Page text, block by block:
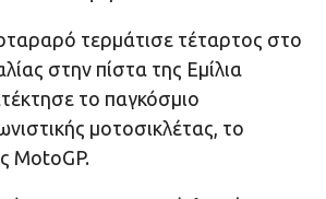
τερμάτισε τέταρτος στο
στην πίστα της Εμίλια
το παγκόσμιο
μοτοσικλέτας, το
MotoGP.